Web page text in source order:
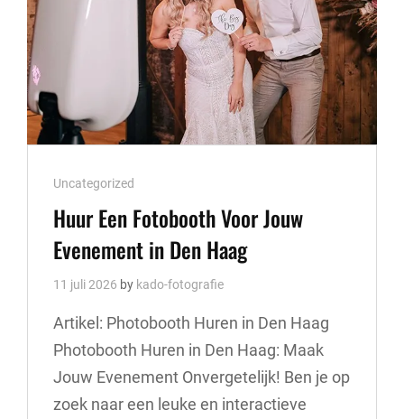
Cat
Links
Uncategorized
Huur Een Fotobooth Voor Jouw
Evenement in Den Haag
11 juli 2026 by kado-fotografie
Artikel: Photobooth Huren in Den Haag
Photobooth Huren in Den Haag: Maak
Jouw Evenement Onvergetelijk! Ben je op
zoek naar een leuke en interactieve